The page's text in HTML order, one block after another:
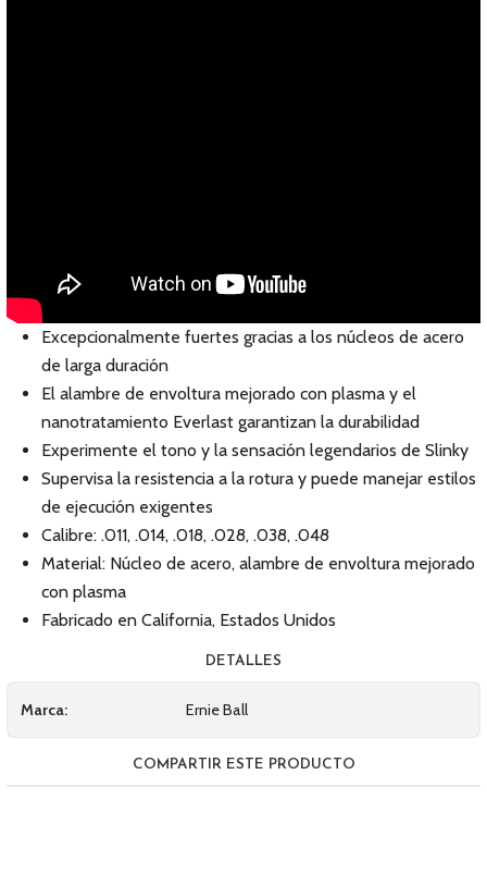
Excepcionalmente fuertes gracias a los núcleos de acero
de larga duración
El alambre de envoltura mejorado con plasma y el
nanotratamiento Everlast garantizan la durabilidad
Experimente el tono y la sensación legendarios de Slinky
Supervisa la resistencia a la rotura y puede manejar estilos
de ejecución exigentes
Calibre: .011, .014, .018, .028, .038, .048
Material: Núcleo de acero, alambre de envoltura mejorado
con plasma
Fabricado en California, Estados Unidos
DETALLES
Marca: Ernie Ball
COMPARTIR ESTE PRODUCTO